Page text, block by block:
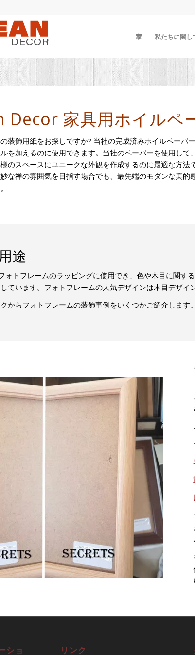
家 私たちに関し
Decor 家具用ホイルペ
装飾用紙をお探しですか? 当社の完成済みホイルペー
を加えるのに使用できます。当社のペーパーを使用し
のスペースにユニークな外観を作成するのに最適な方
な禅の雰囲気を目指す場合でも、最先端のモダンな美
途
ォトフレームのラッピングに使用でき、色や木目に関す
ています。フォトフレームの人気デザインは木目デザイン
からフォトフレームの装飾事例をいくつかご紹介しま
ショ リンク